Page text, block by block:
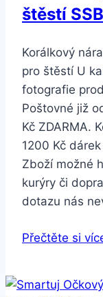
štěstí
Korálkový
pro štěstí U
fotografie
Poštovné již
Kč ZDARMA.
1200 Kč
Zboží možné
kurýry či
dotazu nás
Přečtěte si